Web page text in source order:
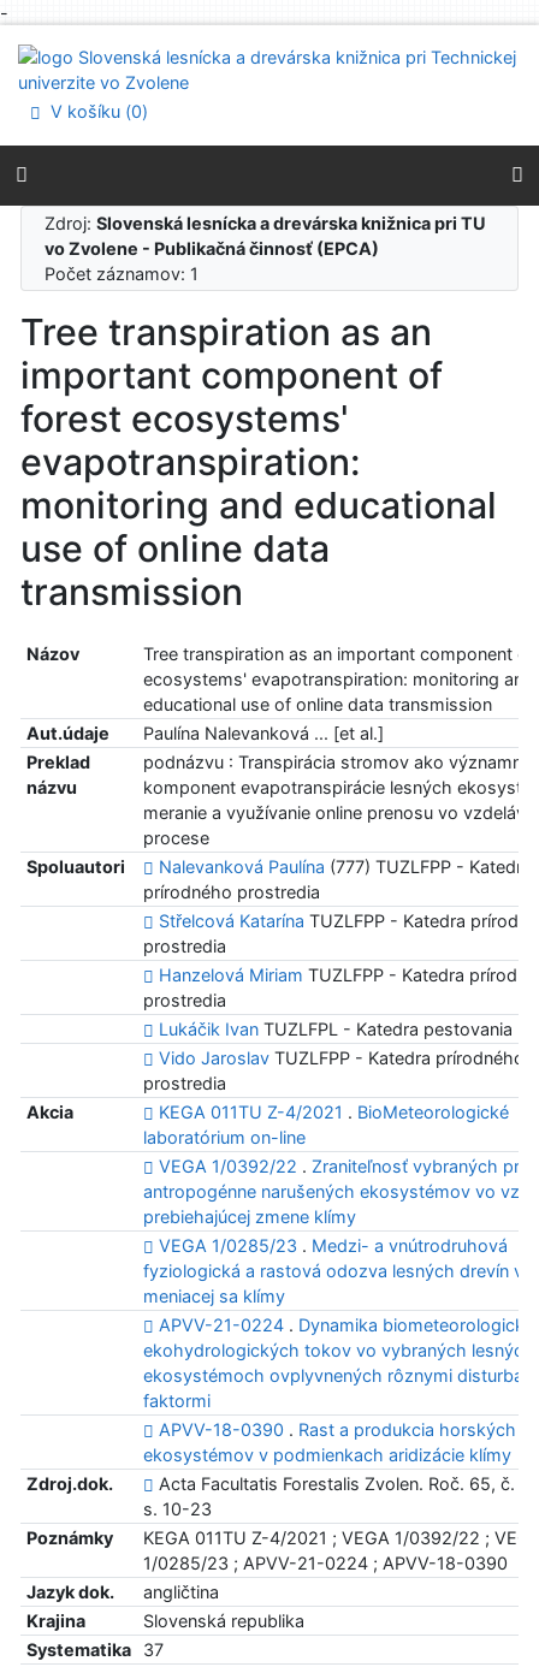
-
Prejsť na menu
Prehlásenie o webovej prístupnosti
V košíku (0)
Zdroj:Slovenská lesnícka a drevárska knižnica pri TU
vo Zvolene - Publikačná činnosť (EPCA)
Počet záznamov: 1
Tree transpiration as an
important component of
forest ecosystems'
evapotranspiration:
monitoring and educational
use of online data
transmission
Názov
Tree transpiration as an important component
ecosystems' evapotranspiration: monitoring and
educational use of online data transmission
Aut.údaje
Paulína Nalevanková ... [et al.]
Preklad
názvu
podnázvu : Transpirácia stromov ako významný
komponent evapotranspirácie lesných
meranie a využívanie online prenosu vo
procese
Spoluautori
Nalevanková Paulína (777) TUZLFPP - Katedra
prírodného prostredia
Střelcová Katarína TUZLFPP - Katedra
prostredia
Hanzelová Miriam TUZLFPP - Katedra
prostredia
Lukáčik IvanTUZLFPL - Katedra pestovania
Vido JaroslavTUZLFPP - Katedra prírodného
prostredia
Akcia
KEGA 011TU Z-4/2021 . BioMeteorologické
laboratórium on-line
VEGA 1/0392/22 . Zraniteľnosť vybraných
antropogénne narušených ekosystémov vo
prebiehajúcej zmene klímy
VEGA 1/0285/23 . Medzi- a vnútrodruhová
fyziologická a rastová odozva lesných drevín v
meniacej sa klímy
APVV-21-0224. Dynamika
ekohydrologických tokov vo vybraných lesných
ekosystémoch ovplyvnených rôznymi
faktormi
APVV-18-0390 . Rast a produkcia horských
ekosystémov v podmienkach aridizácie klímy
Zdroj.dok.
Acta Facultatis Forestalis Zvolen. Roč. 65, č. 2
s. 10-23
Poznámky
KEGA 011TU Z-4/2021 ; VEGA 1/0392/22 ;
1/0285/23 ; APVV-21-0224 ; APVV-18-0390
Jazyk dok.
angličtina
Krajina
Slovenská republika
Systematika
37